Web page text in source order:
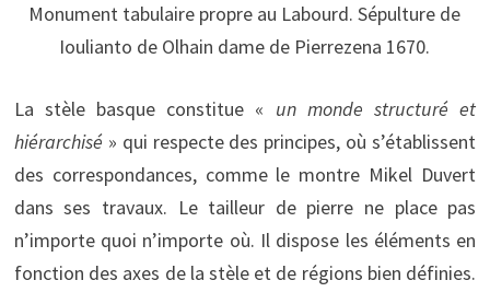
Monument tabulaire propre au Labourd. Sépulture de
Ioulianto de Olhain dame de Pierrezena 1670.
La stèle basque constitue « un monde structuré et
hiérarchisé » qui respecte des principes, où s’établissent
des correspondances, comme le montre Mikel Duvert
dans ses travaux. Le tailleur de pierre ne place pas
n’importe quoi n’importe où. Il dispose les éléments en
fonction des axes de la stèle et de régions bien définies.